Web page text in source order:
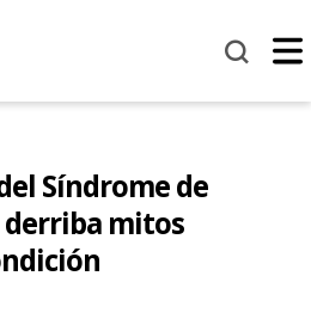
Síndrome de
derriba mitos